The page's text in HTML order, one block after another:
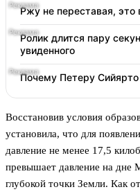
Ржу не переставая,
Ролик длится пару
увиденного
Почему Петеру Сийярто
Восстановив условия
установила, что для
давление не менее 17,5
превышает давление на дне
глубокой точки Земли. Как